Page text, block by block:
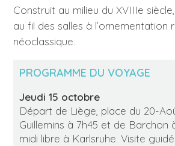
Construit au milieu du XVIIIe
au fil des salles à l’ornementation
néoclassique.
PROGRAMME DU VOYAGE
Jeudi 15 octobre
Départ de Liège, place du 20-
Guillemins à 7h45 et de Barchon
midi libre à Karlsruhe. Visite